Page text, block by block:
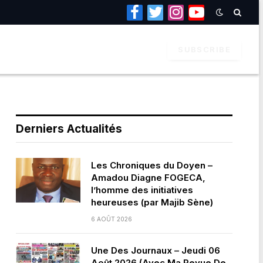
Facebook
TwitterInstagramYouTube
Derniers Actualités
Les Chroniques du Doyen –
Amadou Diagne FOGECA,
l’homme des initiatives
heureuses (par Majib Sène)
6 AOÛT 2026
Une Des Journaux – Jeudi 06